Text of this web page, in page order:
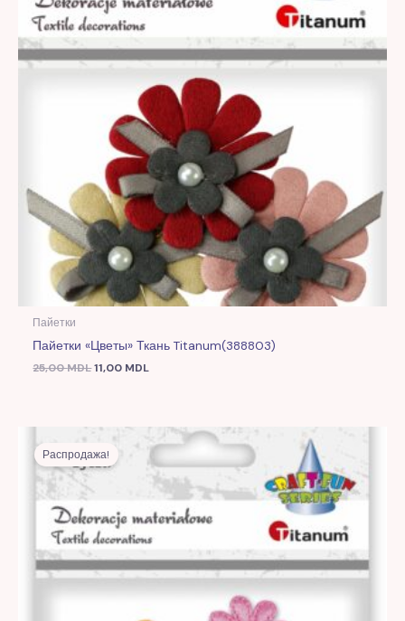
Пайетки
Пайетки «Цветы» Ткань Titanum(388803)
25,00MDL11,00 MDL
Распродажа!
Первоначальная
цена
составляла
34,00 MDL.
Текущая
цена:
20,00 MDL.